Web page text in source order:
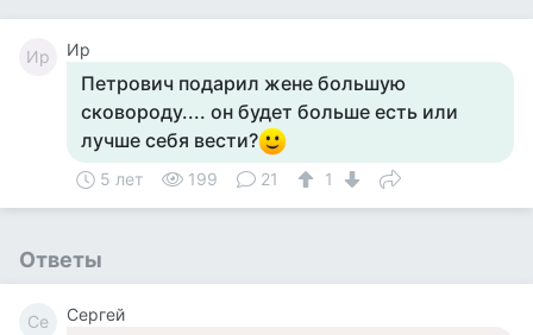
Ир Ир
Петрович подарил жене большую
сковороду.... он будет больше есть или
лучше себя вести?
5 лет 199 21 1
Ответы
Се Сергей